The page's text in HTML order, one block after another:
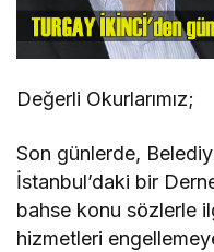
Değerli Okurlarımız;
Son günlerde,
İstanbul’daki bir
bahse konu sözlerle
hizmetleri